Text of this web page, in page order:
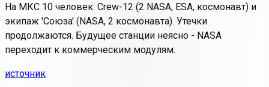
На МКС 10 человек: Crew-12 (2 NASA, ESA, космонавт) и
экипаж 'Союза' (NASA, 2 космонавта). Утечки
продолжаются. Будущее станции неясно - NASA
переходит к коммерческим модулям.
источник